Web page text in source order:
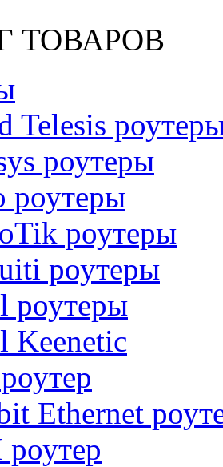
ТОВАРОВ
Telesis
роутеры
роутеры
роутеры
роутеры
роутеры
Keenetic
Ethernet